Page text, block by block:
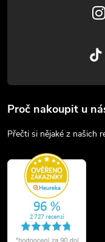
Proč nakoupit u
Přečti si nějaké z našich